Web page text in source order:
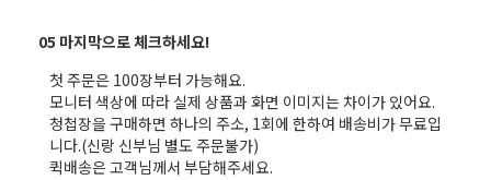
05 마지막으로 체크하세요!
첫 주문은 100장부터 가능해요.
모니터 색상에 따라 실제 상품과 화면 이미지는 차이가 있어요.
청첩장을 구매하면 하나의 주소, 1회에 한하여 배송비가 무료입
니다.(신랑 신부님 별도 주문불가)
퀵배송은 고객님께서 부담해주세요.